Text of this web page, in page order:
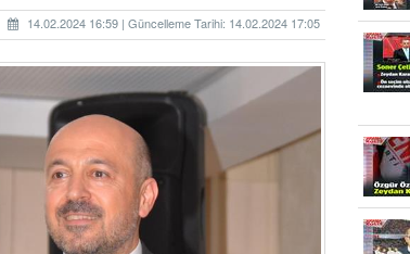
14.02.2024 16:59 | Güncelleme Tarihi: 14.02.2024 17:05